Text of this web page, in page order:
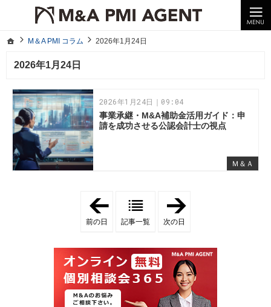
ホームM＆A PMI コラム 2026年1月24日
2026年1月24日
10年以上の経験。企業の経営統合や売却はM＆A PMI AGENTへ。
M＆A PMI コラム｜M＆A・PMI・事業承継のポイントや成功事例をわかりやすくご紹介
Ｍ＆Ａ
2026年1月24日｜09:04
事業承継・M&A補助金活用ガイド：申
請を成功させる公認会計士の視点
1
月
3
日
」
前の日 記事一覧
1
月
2
5
日
」
次の日
ホームM＆A PMI コラム 2026年1月24日